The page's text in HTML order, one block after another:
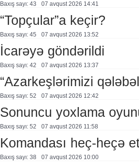
Baxış sayı: 43 07 avqust 2026 14:41
“Topçular”a keçir?
Baxış sayı: 45 07 avqust 2026 13:52
İcarəyə göndərildi
Baxış sayı: 42 07 avqust 2026 13:37
“Azarkeşlərimizi
Baxış sayı: 52 07 avqust 2026 12:42
Sonuncu yoxlama
Baxış sayı: 52 07 avqust 2026 11:58
Komandası heç-heçə
Baxış sayı: 38 07 avqust 2026 10:00